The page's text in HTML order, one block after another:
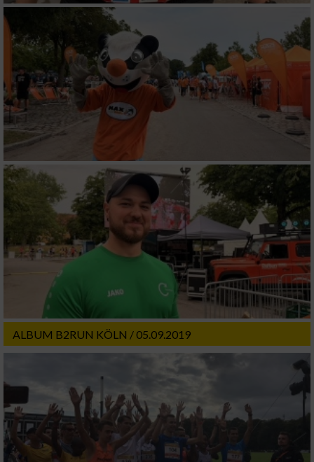
ALBUM B2RUN KÖLN / 05.09.2019